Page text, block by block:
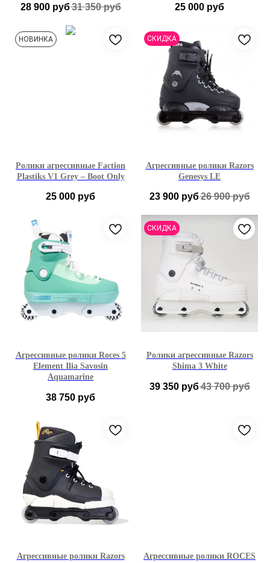
28 900 руб31 350 руб
39 40 42
25 000 руб
6,5 US 7,5 US
8 US 8,5 US
10 US 10,5 US
11 US 11,5 US
12 US
НОВИНКА
Ролики агрессивные Faction
Plastiks V1 Grey – Boot Only
25 000 руб
6,5 US 7,5 US
8 US 8,5 US
9,5 US
10,5 US 11 US
11,5 US 12 US
СКИДКА
Агрессивные ролики Razors
Genesys LE
23 900 руб26 900 руб
Агрессивные ролики Roces 5
Element Ilia Savosin
Aquamarine
38 750 руб
40 44
СКИДКА
Ролики агрессивные Razors
Shima 3 White
39 350 руб43 700 руб
44
Агрессивные ролики Razors
Агрессивные ролики ROCES